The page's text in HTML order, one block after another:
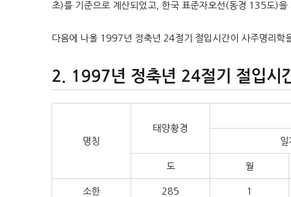
초)를 기준으로 계산되었고, 한국 표준자오선(동경 135도)
다음에 나올 1997년 정축년 24절기 절입시간이 사주명리학
1997년 정축년 24절기 절입시
명칭
태양황경
일
도 월
소한 285 1